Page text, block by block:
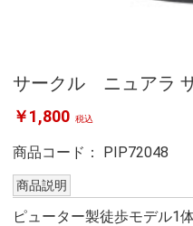
サークル ニュアラ
￥1,800 税込
商品コード： PIP72048
商品説明
ピューター製徒歩モデル1